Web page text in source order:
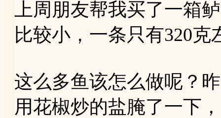
上周朋友帮我买了一箱
比较小，一条只有320克
这么多鱼该怎么做呢？
用花椒炒的盐腌了一下